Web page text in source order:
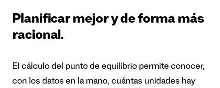
Planificar mejor y de forma más
racional.
El cálculo del punto de equilibrio permite conocer,
con los datos en la mano, cuántas unidades hay